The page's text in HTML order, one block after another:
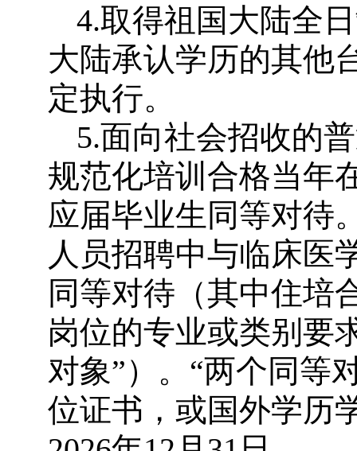
4.取得祖国大陆全
大陆承认学历的其他
定执行。
5.面向社会招收的
规范化培训合格当年
应届毕业生同等对待
人员招聘中与临床医
同等对待（其中住培
岗位的专业或类别要
对象”）。“两个同等
位证书，或国外学历